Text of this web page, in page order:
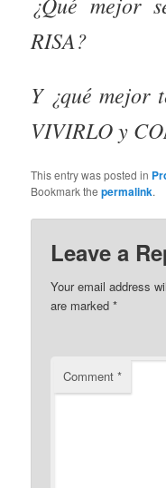
RISA?
Y ¿qué mejor
VIVIRLO y
This entry was posted in
Bookmark thepermalink.
Leave a
Your email address
are marked*
Comment*